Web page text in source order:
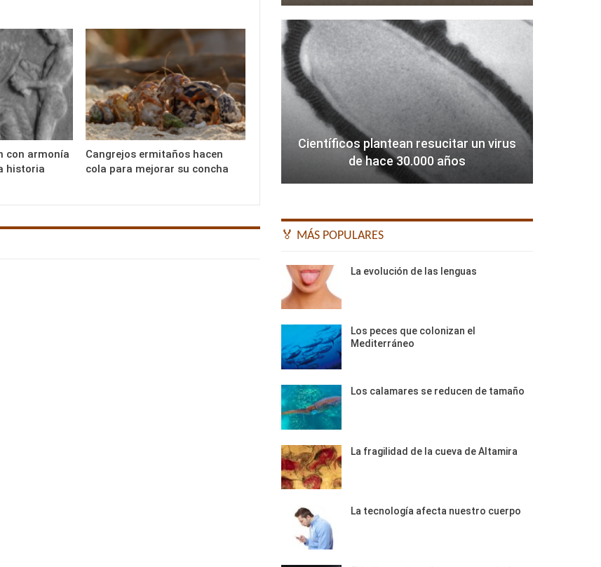
con armonía
historia
Cangrejos ermitaños hacen
cola para mejorar su concha
Científicos plantean resucitar un virus
de hace 30.000 años
🏅 MÁS POPULARES
La evolución de las lenguas
Los peces que colonizan el
Mediterráneo
Los calamares se reducen de tamaño
La fragilidad de la cueva de Altamira
La tecnología afecta nuestro cuerpo